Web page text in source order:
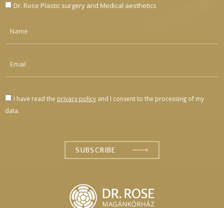
Dr. Rose Plastic surgery and Medical aesthetics
I have read the privacy policy and I consent to the processing of my
data.